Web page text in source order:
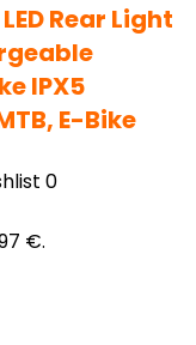
Rear Light
IPX5
E-Bike
0
€.